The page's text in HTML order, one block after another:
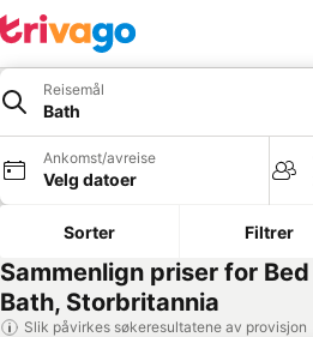
Reisemål
Bath
Ankomst/avreise
Velg datoer
Sorter Filtrer
Sammenlign priser for
Bath, Storbritannia
Slik påvirkes søkeresultatene av provisjon